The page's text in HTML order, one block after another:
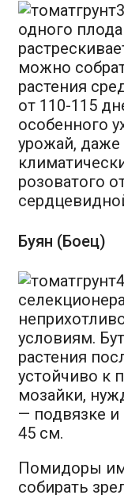
одного
можно
растения
от 110-115
особенного
урожай, даже
розоватого
Буян (Боец)
условиям.
растения
устойчиво к
мозайки,
— подвязке и
45 см.
Помидоры
собирать